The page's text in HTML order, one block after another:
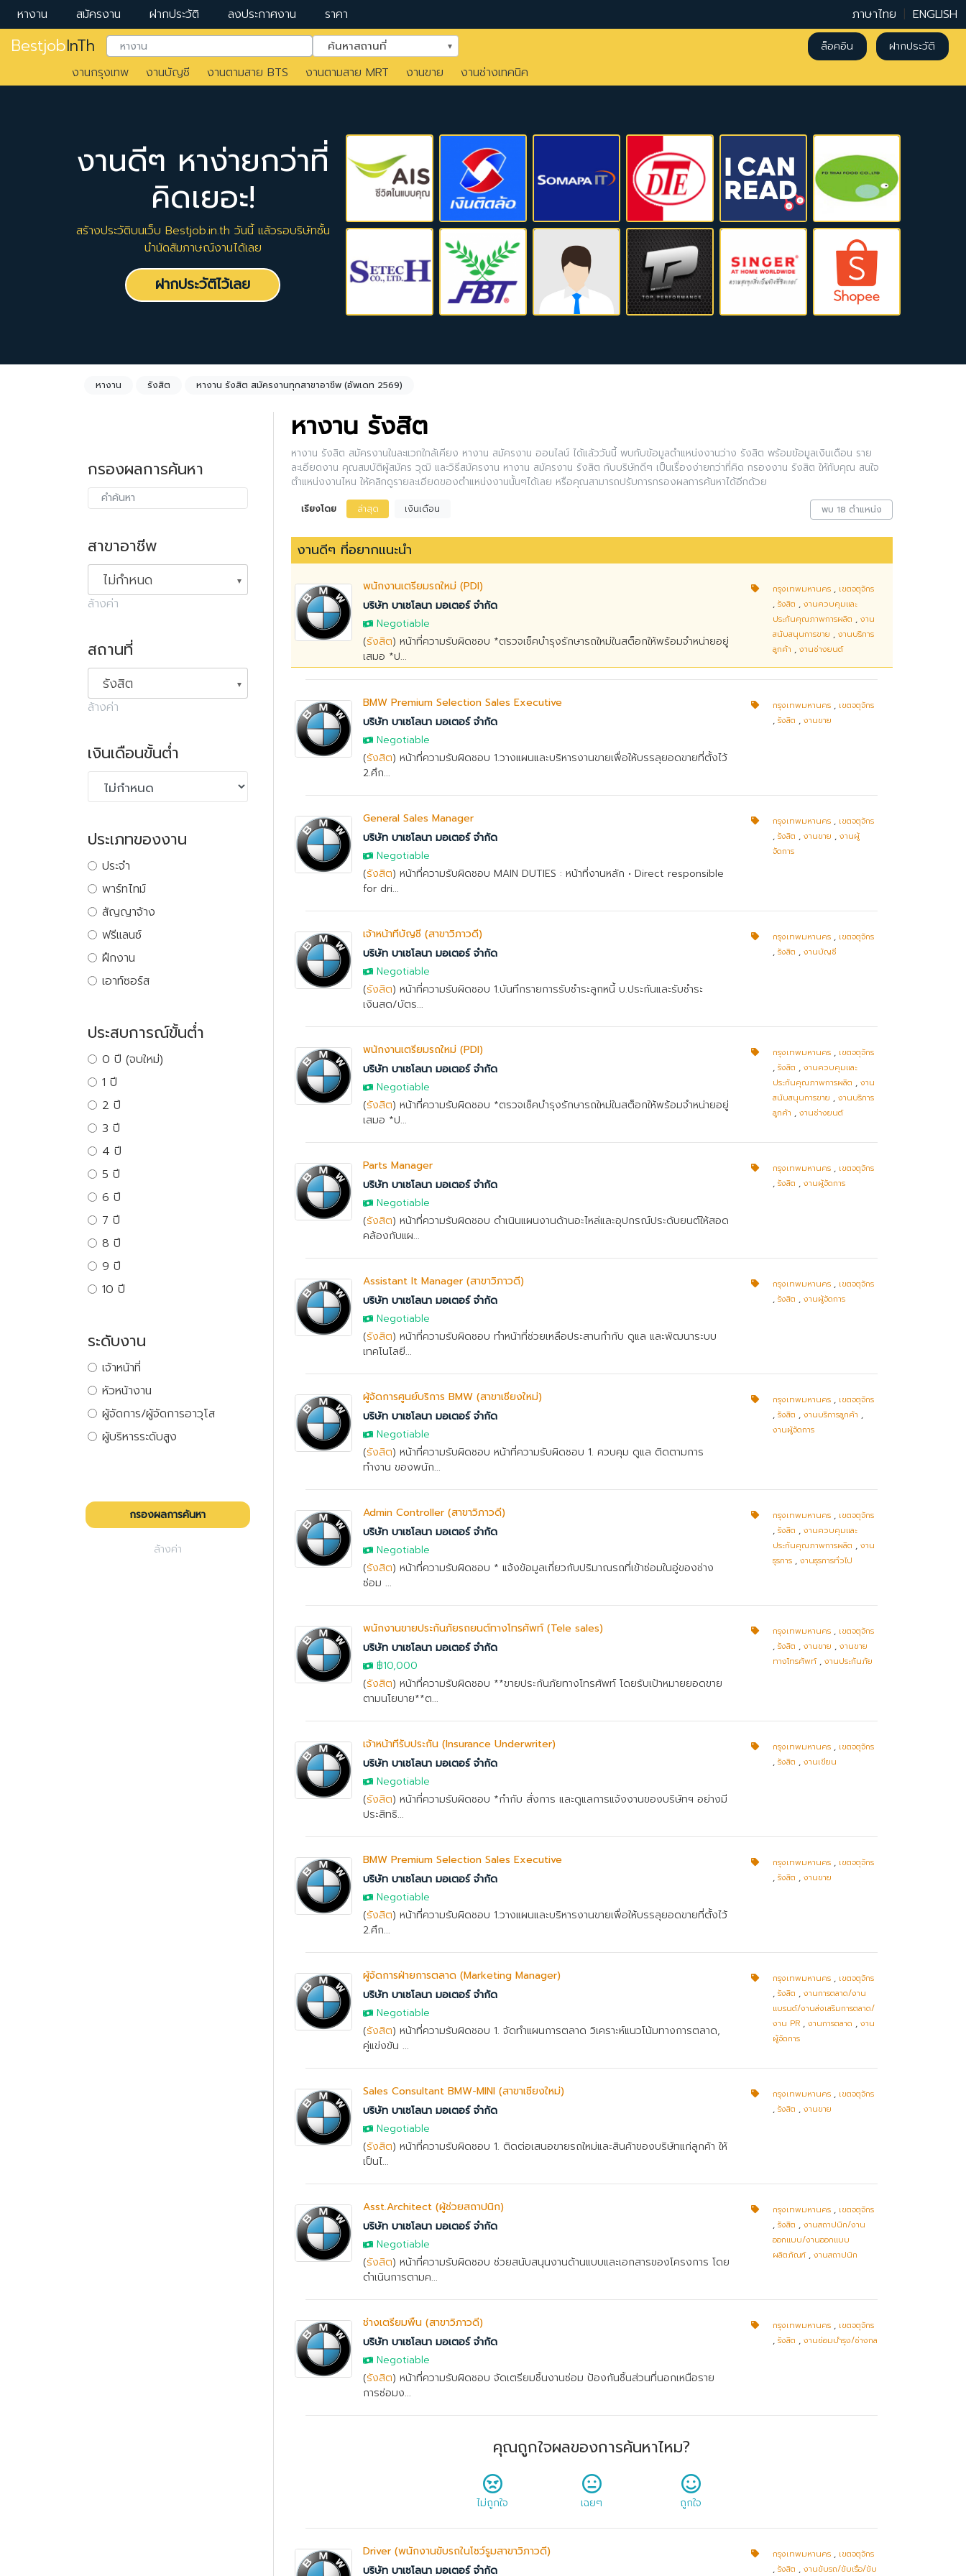
หางาน สมัครงาน ฝากประวัติ ลงประกาศงาน ราคา ภาษาไทย ENGLISH
BestjobInTh ค้นหาสถานที่ ล็อคอิน ฝากประวัติ
งานกรุงเทพ งานบัญชี งานตามสาย BTS งานตามสาย MRT งานขาย งานช่างเทคนิค
งานดีๆ หาง่ายกว่าที่
คิดเยอะ!
สร้างประวัติบนเว็บ Bestjob.in.th วันนี้ แล้วรอบริษัทชั้น
นำนัดสัมภาษณ์งานได้เลย
ฝากประวัติไว้เลย
หางาน รังสิต หางาน รังสิต สมัครงานทุกสาขาอาชีพ (อัพเดท 2569)
หางาน รังสิต
หางาน รังสิต สมัครงานในละแวกใกล้เคียง หางาน สมัครงาน ออนไลน์ ได้แล้ววันนี้ พบกับข้อมูลตำแหน่งงานว่าง รังสิต พร้อมข้อมูลเงินเดือน ราย
ละเอียดงาน คุณสมบัติผู้สมัคร วุฒิ และวิธีสมัครงาน หางาน สมัครงาน รังสิต กับบริษัทดีๆ เป็นเรื่องง่ายกว่าที่คิด กรองงาน รังสิต ให้กับคุณ สนใจ
ตำแหน่งงานไหน ให้คลิกดูรายละเอียดของตำแหน่งงานนั้นๆได้เลย หรือคุณสามารถปรับการกรองผลการค้นหาได้อีกด้วย
เรียงโดย ล่าสุด เงินเดือน พบ 18 ตำแหน่ง
งานดีๆ ที่อยากแนะนำ
พนักงานเตรียมรถใหม่ (PDI)
บริษัท บาเซโลนา มอเตอร์ จำกัด
Negotiable
(รังสิต) หน้าที่ความรับผิดชอบ *ตรวจเช็คบำรุงรักษารถใหม่ในสต็อกให้พร้อมจำหน่ายอยู่
เสมอ *ป...
กรุงเทพมหานคร , เขตจตุจักร
,รังสิต ,งานควบคุมและ
ประกันคุณภาพการผลิต ,งาน
สนับสนุนการขาย ,งานบริการ
ลูกค้า ,งานช่างยนต์
BMW Premium Selection Sales Executive
บริษัท บาเซโลนา มอเตอร์ จำกัด
Negotiable
(รังสิต) หน้าที่ความรับผิดชอบ 1.วางแผนและบริหารงานขายเพื่อให้บรรลุยอดขายที่ตั้งไว้
2.ศึก...
กรุงเทพมหานคร , เขตจตุจักร
,รังสิต ,งานขาย
General Sales Manager
บริษัท บาเซโลนา มอเตอร์ จำกัด
Negotiable
(รังสิต) หน้าที่ความรับผิดชอบ MAIN DUTIES : หน้าที่งานหลัก • Direct responsible
for dri...
กรุงเทพมหานคร , เขตจตุจักร
,รังสิต ,งานขาย ,งานผู้
จัดการ
เจ้าหน้าที่บัญชี (สาขาวิภาวดี)
บริษัท บาเซโลนา มอเตอร์ จำกัด
Negotiable
(รังสิต) หน้าที่ความรับผิดชอบ 1.บันทึกรายการรับชำระลูกหนี้ บ.ประกันและรับชำระ
เงินสด/บัตร...
กรุงเทพมหานคร , เขตจตุจักร
,รังสิต ,งานบัญชี
พนักงานเตรียมรถใหม่ (PDI)
บริษัท บาเซโลนา มอเตอร์ จำกัด
Negotiable
(รังสิต) หน้าที่ความรับผิดชอบ *ตรวจเช็คบำรุงรักษารถใหม่ในสต็อกให้พร้อมจำหน่ายอยู่
เสมอ *ป...
กรุงเทพมหานคร , เขตจตุจักร
,รังสิต ,งานควบคุมและ
ประกันคุณภาพการผลิต ,งาน
สนับสนุนการขาย ,งานบริการ
ลูกค้า ,งานช่างยนต์
Parts Manager
บริษัท บาเซโลนา มอเตอร์ จำกัด
Negotiable
(รังสิต) หน้าที่ความรับผิดชอบ ดำเนินแผนงานด้านอะไหล่และอุปกรณ์ประดับยนต์ให้สอด
คล้องกับแผ...
กรุงเทพมหานคร , เขตจตุจักร
,รังสิต ,งานผู้จัดการ
Assistant It Manager (สาขาวิภาวดี)
บริษัท บาเซโลนา มอเตอร์ จำกัด
Negotiable
(รังสิต) หน้าที่ความรับผิดชอบ ทําหน้าที่ช่วยเหลือประสานกํากับ ดูแล และพัฒนาระบบ
เทคโนโลยี...
กรุงเทพมหานคร , เขตจตุจักร
,รังสิต ,งานผู้จัดการ
ผู้จัดการศูนย์บริการ BMW (สาขาเชียงใหม่)
บริษัท บาเซโลนา มอเตอร์ จำกัด
Negotiable
(รังสิต) หน้าที่ความรับผิดชอบ หน้าที่ความรับผิดชอบ 1. ควบคุม ดูแล ติดตามการ
ทำงาน ของพนัก...
กรุงเทพมหานคร , เขตจตุจักร
,รังสิต ,งานบริการลูกค้า ,
งานผู้จัดการ
Admin Controller (สาขาวิภาวดี)
บริษัท บาเซโลนา มอเตอร์ จำกัด
Negotiable
(รังสิต) หน้าที่ความรับผิดชอบ * แจ้งข้อมูลเกี่ยวกับปริมาณรถที่เข้าซ่อมในอู่ของช่าง
ซ่อม ...
กรุงเทพมหานคร , เขตจตุจักร
,รังสิต ,งานควบคุมและ
ประกันคุณภาพการผลิต ,งาน
ธุรการ ,งานธุรการทั่วไป
พนักงานขายประกันภัยรถยนต์ทางโทรศัพท์ (Tele sales)
บริษัท บาเซโลนา มอเตอร์ จำกัด
฿10,000
(รังสิต) หน้าที่ความรับผิดชอบ **ขายประกันภัยทางโทรศัพท์ โดยรับเป้าหมายยอดขาย
ตามนโยบาย**ต...
กรุงเทพมหานคร , เขตจตุจักร
,รังสิต ,งานขาย ,งานขาย
ทางโทรศัพท์,งานประกันภัย
เจ้าหน้าที่รับประกัน (Insurance Underwriter)
บริษัท บาเซโลนา มอเตอร์ จำกัด
Negotiable
(รังสิต) หน้าที่ความรับผิดชอบ *กำกับ สั่งการ และดูแลการแจ้งงานของบริษัทฯ อย่างมี
ประสิทธิ...
กรุงเทพมหานคร , เขตจตุจักร
,รังสิต ,งานเขียน
BMW Premium Selection Sales Executive
บริษัท บาเซโลนา มอเตอร์ จำกัด
Negotiable
(รังสิต) หน้าที่ความรับผิดชอบ 1.วางแผนและบริหารงานขายเพื่อให้บรรลุยอดขายที่ตั้งไว้
2.ศึก...
กรุงเทพมหานคร , เขตจตุจักร
,รังสิต ,งานขาย
ผู้จัดการฝ่ายการตลาด (Marketing Manager)
บริษัท บาเซโลนา มอเตอร์ จำกัด
Negotiable
(รังสิต) หน้าที่ความรับผิดชอบ 1. จัดทำแผนการตลาด วิเคราะห์แนวโน้มทางการตลาด,
คู่แข่งขัน ...
กรุงเทพมหานคร , เขตจตุจักร
,รังสิต ,งานการตลาด/งาน
แบรนด์/งานส่งเสริมการตลาด/
งาน PR ,งานการตลาด ,งาน
ผู้จัดการ
Sales Consultant BMW-MINI (สาขาเชียงใหม่)
บริษัท บาเซโลนา มอเตอร์ จำกัด
Negotiable
(รังสิต) หน้าที่ความรับผิดชอบ 1. ติดต่อเสนอขายรถใหม่และสินค้าของบริษัทแก่ลูกค้า ให้
เป็นไ...
กรุงเทพมหานคร , เขตจตุจักร
,รังสิต ,งานขาย
Asst.Architect (ผู้ช่วยสถาปนิก)
บริษัท บาเซโลนา มอเตอร์ จำกัด
Negotiable
(รังสิต) หน้าที่ความรับผิดชอบ ช่วยสนับสนุนงานด้านแบบและเอกสารของโครงการ โดย
ดำเนินการตามค...
กรุงเทพมหานคร , เขตจตุจักร
,รังสิต ,งานสถาปนิก/งาน
ออกแบบ/งานออกแบบ
ผลิตภัณฑ์,งานสถาปนิก
ช่างเตรียมพื้น (สาขาวิภาวดี)
บริษัท บาเซโลนา มอเตอร์ จำกัด
Negotiable
(รังสิต) หน้าที่ความรับผิดชอบ จัดเตรียมชิ้นงานซ่อม ป้องกันชิ้นส่วนที่นอกเหนือราย
การซ่อมง...
กรุงเทพมหานคร , เขตจตุจักร
,รังสิต ,งานซ่อมบำรุง/ช่างกล
คุณถูกใจผลของการค้นหาไหม?
ไม่ถูกใจ เฉยๆ ถูกใจ
Driver (พนักงานขับรถในโชว์รูมสาขาวิภาวดี)
บริษัท บาเซโลนา มอเตอร์ จำกัด
กรุงเทพมหานคร , เขตจตุจักร
,รังสิต ,งานขับรถ/ขับเรือ/ขับ
กรองผลการค้นหา
สาขาอาชีพ
ไม่กำหนด
ล้างค่า
สถานที่
รังสิต
ล้างค่า
เงินเดือนขั้นต่ำ
ประเภทของงาน
ประจำ
พาร์ทไทม์
สัญญาจ้าง
ฟรีแลนซ์
ฝึกงาน
เอาท์ซอร์ส
ประสบการณ์ขั้นต่ำ
0 ปี (จบใหม่)
1 ปี
2 ปี
3 ปี
4 ปี
5 ปี
6 ปี
7 ปี
8 ปี
9 ปี
10 ปี
ระดับงาน
เจ้าหน้าที่
หัวหน้างาน
ผู้จัดการ/ผู้จัดการอาวุโส
ผู้บริหารระดับสูง